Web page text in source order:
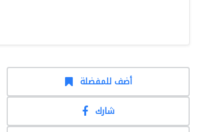
أضف للمفضلة
شارك